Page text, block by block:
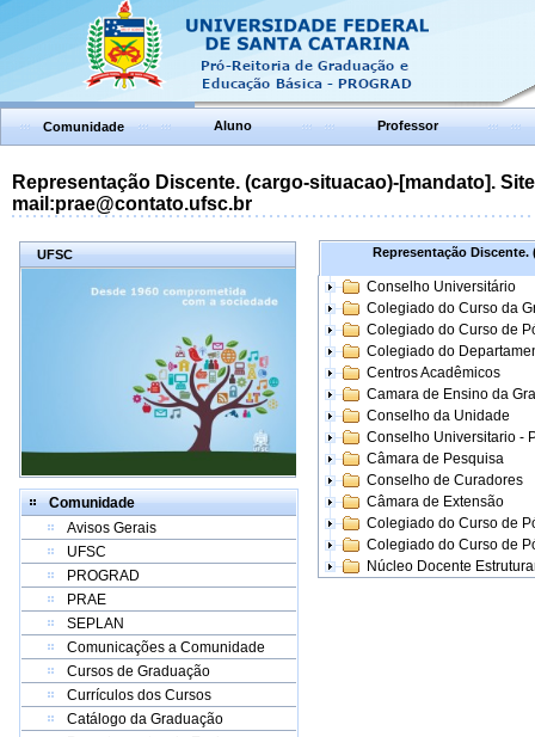
Comunidade Aluno Professor
Representação Discente. (cargo-situacao)-[mandato].
mail:prae@contato.ufsc.br
UFSC
Comunidade
Avisos Gerais
UFSC
PROGRAD
PRAE
SEPLAN
Comunicações a Comunidade
Cursos de Graduação
Currículos dos Cursos
Catálogo da Graduação
Representação Discente.
Conselho Universitário
Colegiado do Curso da
Colegiado do Curso de
Colegiado do
Centros Acadêmicos
Camara de Ensino da
Conselho da Unidade
Conselho Universitario -
Câmara de Pesquisa
Conselho de Curadores
Câmara de Extensão
Colegiado do Curso de
Colegiado do Curso de
Núcleo Docente